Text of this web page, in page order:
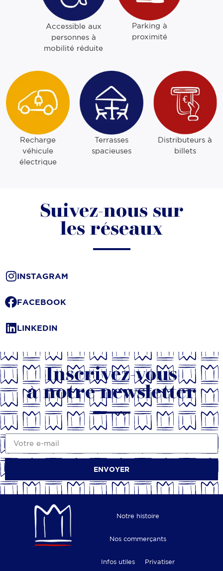
Accessible aux
personnes à
mobilité réduite
Parking à
proximité
Recharge
véhicule
électrique
Terrasses
spacieuses
Distributeurs à
billets
Suivez-nous sur
les réseaux
INSTAGRAM
FACEBOOK
LINKEDIN
Inscrivez-vous
à notre newsletter
ENVOYER
Notre histoire
Nos commerçants
Infos utiles Privatiser